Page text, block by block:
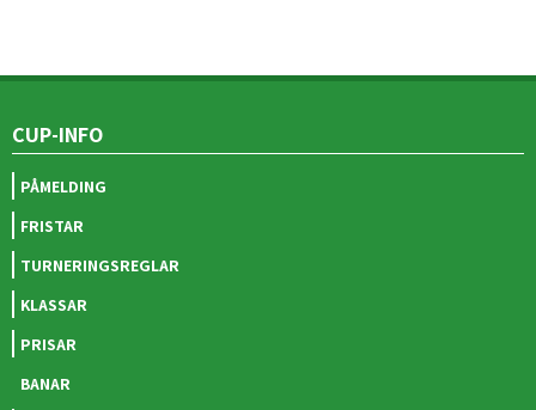
CUP-INFO
PÅMELDING
FRISTAR
TURNERINGSREGLAR
KLASSAR
PRISAR
BANAR